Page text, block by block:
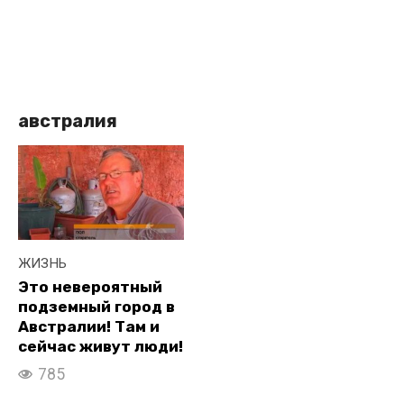
австралия
ЖИЗНЬ
Это невероятный
подземный город в
Австралии! Там и
сейчас живут люди!
785